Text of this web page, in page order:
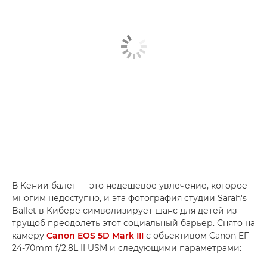
В Кении балет — это недешевое увлечение, которое
многим недоступно, и эта фотография студии Sarah's
Ballet в Кибере символизирует шанс для детей из
трущоб преодолеть этот социальный барьер. Снято на
камеру Canon EOS 5D Mark III с объективом Canon EF
24-70mm f/2.8L II USM и следующими параметрами: